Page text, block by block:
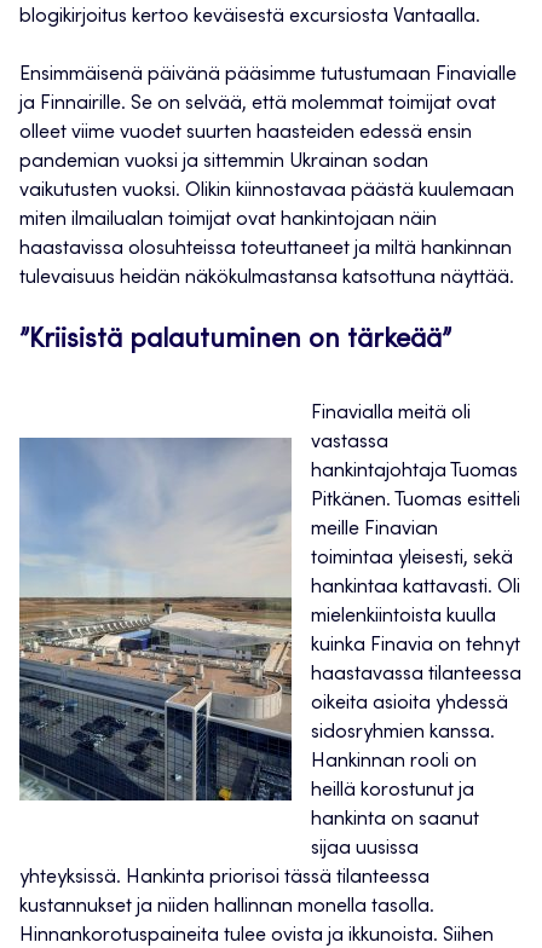
blogikirjoitus kertoo keväisestä excursiosta Vantaalla.
Ensimmäisenä päivänä pääsimme tutustumaan Finavialle
ja Finnairille. Se on selvää, että molemmat toimijat ovat
olleet viime vuodet suurten haasteiden edessä ensin
pandemian vuoksi ja sittemmin Ukrainan sodan
vaikutusten vuoksi. Olikin kiinnostavaa päästä kuulemaan
miten ilmailualan toimijat ovat hankintojaan näin
haastavissa olosuhteissa toteuttaneet ja miltä hankinnan
tulevaisuus heidän näkökulmastansa katsottuna näyttää.
”Kriisistä palautuminen on tärkeää”
Finavialla meitä oli
vastassa
hankintajohtaja Tuomas
Pitkänen. Tuomas esitteli
meille Finavian
toimintaa yleisesti, sekä
hankintaa kattavasti. Oli
mielenkiintoista kuulla
kuinka Finavia on tehnyt
haastavassa tilanteessa
oikeita asioita yhdessä
sidosryhmien kanssa.
Hankinnan rooli on
heillä korostunut ja
hankinta on saanut
sijaa uusissa
yhteyksissä. Hankinta priorisoi tässä tilanteessa
kustannukset ja niiden hallinnan monella tasolla.
Hinnankorotuspaineita tulee ovista ja ikkunoista. Siihen